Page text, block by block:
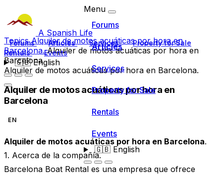
A Spanish Life
Forums Articles Services
Property for Sale
Rentals
Events
🇬🇧English
Menu
Forums
Articles
Services
Property for Sale
Rentals
Events
🇬🇧English
TopicsAlquiler de motos acuáticas por hora en
Barcelona.Alquiler de motos acuáticas por hora en
Barcelona
Alquiler de motos acuáticas por hora en Barcelona.
Alquiler de motos acuáticas por hora en
Barcelona
EN
Alquiler de motos acuáticas por hora en Barcelona.
1. Acerca de la compañía.
Barcelona Boat Rental es una empresa que ofrece